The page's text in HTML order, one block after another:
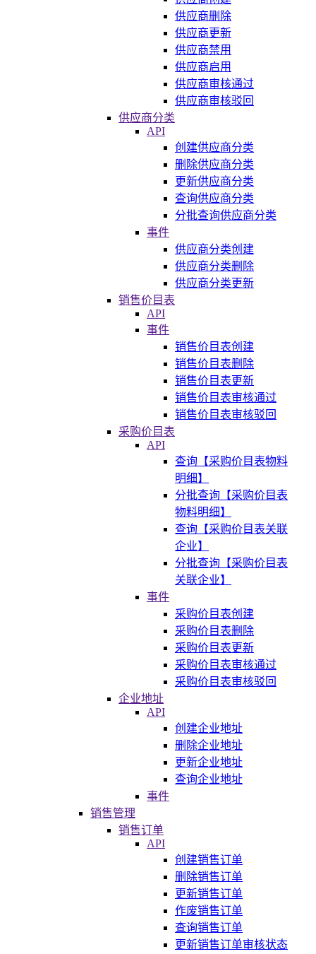
供应商删除
供应商更新
供应商禁用
供应商启用
供应商审核通过
供应商审核驳回
供应商分类
API
创建供应商分类
删除供应商分类
更新供应商分类
查询供应商分类
分批查询供应商分类
事件
供应商分类创建
供应商分类删除
供应商分类更新
销售价目表
API
事件
销售价目表创建
销售价目表删除
销售价目表更新
销售价目表审核通过
销售价目表审核驳回
采购价目表
API
查询【采购价目表物料
明细】
分批查询【采购价目表
物料明细】
查询【采购价目表关联
企业】
分批查询【采购价目表
关联企业】
事件
采购价目表创建
采购价目表删除
采购价目表更新
采购价目表审核通过
采购价目表审核驳回
企业地址
API
创建企业地址
删除企业地址
更新企业地址
查询企业地址
事件
销售管理
销售订单
API
创建销售订单
删除销售订单
更新销售订单
作废销售订单
查询销售订单
更新销售订单审核状态